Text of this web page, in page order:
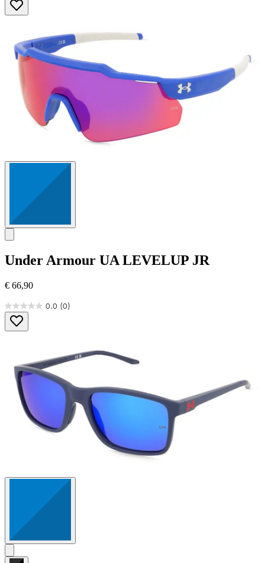
von
5
Under Armour UA LEVELUP JR
€ 66,90
0.0 (0)
0.0
von
5